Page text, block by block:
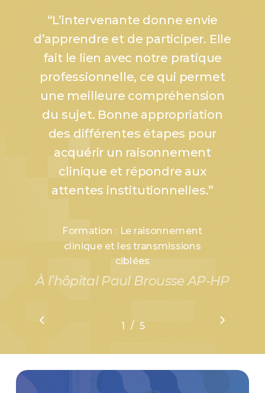
“L’intervenante donne envie
d’apprendre et de participer. Elle
fait le lien avec notre pratique
professionnelle, ce qui permet
une meilleure compréhension
du sujet. Bonne appropriation
des différentes étapes pour
acquérir un raisonnement
clinique et répondre aux
attentes institutionnelles.”
Formation : Le raisonnement
clinique et les transmissions
ciblées
À l’hôpital Paul Brousse AP-HP
1 2 3
/ 5